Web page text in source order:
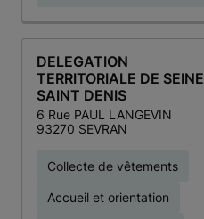
DELEGATION
TERRITORIALE DE SEINE
SAINT DENIS
6 Rue PAUL LANGEVIN
93270 SEVRAN
Collecte de vêtements
Accueil et orientation